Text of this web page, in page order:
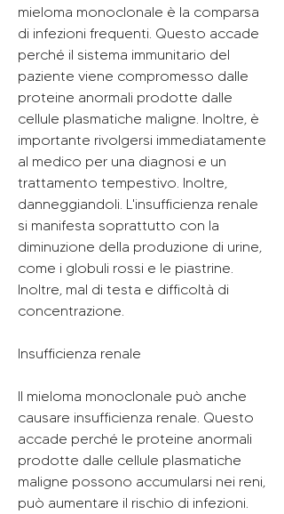
mieloma monoclonale è la comparsa
di infezioni frequenti. Questo accade
perché il sistema immunitario del
paziente viene compromesso dalle
proteine anormali prodotte dalle
cellule plasmatiche maligne. Inoltre, è
importante rivolgersi immediatamente
al medico per una diagnosi e un
trattamento tempestivo. Inoltre,
danneggiandoli. L'insufficienza renale
si manifesta soprattutto con la
diminuzione della produzione di urine,
come i globuli rossi e le piastrine.
Inoltre, mal di testa e difficoltà di
concentrazione.
Insufficienza renale
Il mieloma monoclonale può anche
causare insufficienza renale. Questo
accade perché le proteine anormali
prodotte dalle cellule plasmatiche
maligne possono accumularsi nei reni,
può aumentare il rischio di infezioni.